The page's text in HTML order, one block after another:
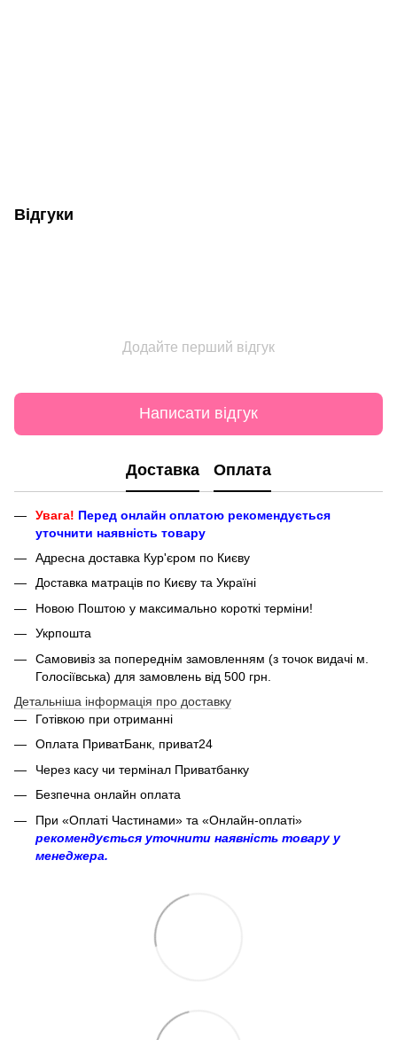
Відгуки
Додайте перший відгук
Написати відгук
Доставка Оплата
Увага! Перед онлайн оплатою рекомендується
уточнити наявність товару
Адресна доставка Кур'єром по Києву
Доставка матраців по Києву та Україні
Новою Поштою у максимально короткі терміни!
Укрпошта
Самовивіз за попереднім замовленням (з точок видачі м.
Голосіївська) для замовлень від 500 грн.
Детальніша інформація про доставку
Готівкою при отриманні
Оплата ПриватБанк, приват24
Через касу чи термінал Приватбанку
Безпечна онлайн оплата
При «Оплаті Частинами» та «Онлайн-оплаті»
рекомендується уточнити наявність товару у
менеджера.